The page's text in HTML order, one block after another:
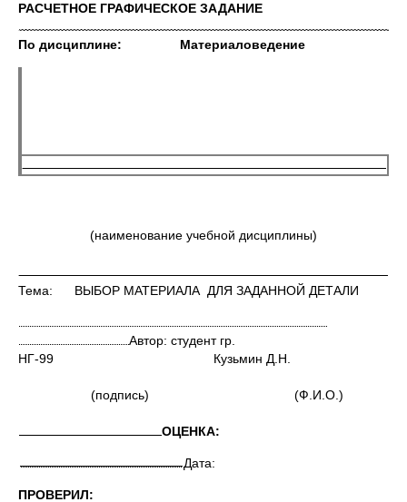
РАСЧЕТНОЕ ГРАФИЧЕСКОЕ ЗАДАНИЕ
По дисциплине: Материаловедение
(наименование учебной дисциплины)
Тема: ВЫБОР МАТЕРИАЛА ДЛЯ ЗАДАННОЙ ДЕТАЛИ
Автор: студент гр.
НГ-99 Кузьмин Д.Н.
(подпись) (Ф.И.О.)
ОЦЕНКА:
Дата:
ПРОВЕРИЛ: